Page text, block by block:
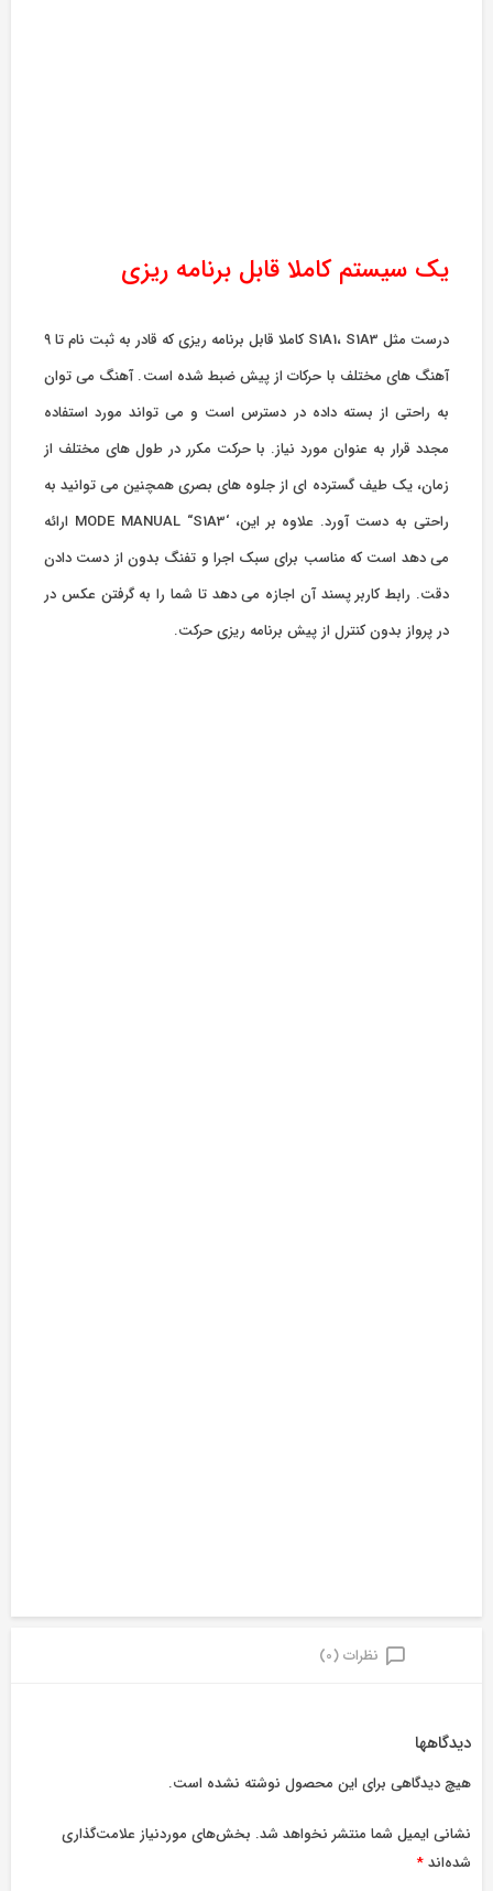
یک سیستم کاملا قابل برنامه ریزی
درست مثل S1A1، S1A3 کاملا قابل برنامه ریزی که قادر به ثبت نام تا ۹
آهنگ های مختلف با حرکات از پیش ضبط شده است. آهنگ می توان
به راحتی از بسته داده در دسترس است و می تواند مورد استفاده
مجدد قرار به عنوان مورد نیاز. با حرکت مکرر در طول های مختلف از
زمان، یک طیف گسترده ای از جلوه های بصری همچنین می توانید به
راحتی به دست آورد. علاوه بر این، ‘MODE MANUAL “S1A3 ارائه
می دهد است که مناسب برای سبک اجرا و تفنگ بدون از دست دادن
دقت. رابط کاربر پسند آن اجازه می دهد تا شما را به گرفتن عکس در
در پرواز بدون کنترل از پیش برنامه ریزی حرکت.
نظرات (0)
دیدگاهها
هیچ دیدگاهی برای این محصول نوشته نشده است.
نشانی ایمیل شما منتشر نخواهد شد. بخش‌های موردنیاز علامت‌گذاری
شده‌اند*